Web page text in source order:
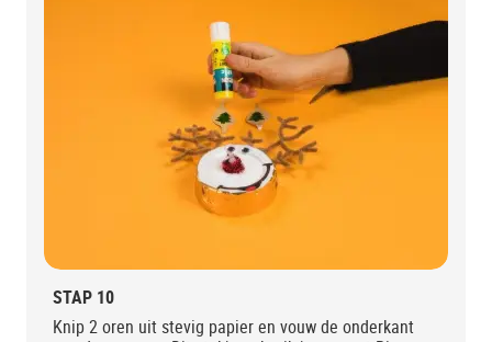
STAP 10
Knip 2 oren uit stevig papier en vouw de onderkant